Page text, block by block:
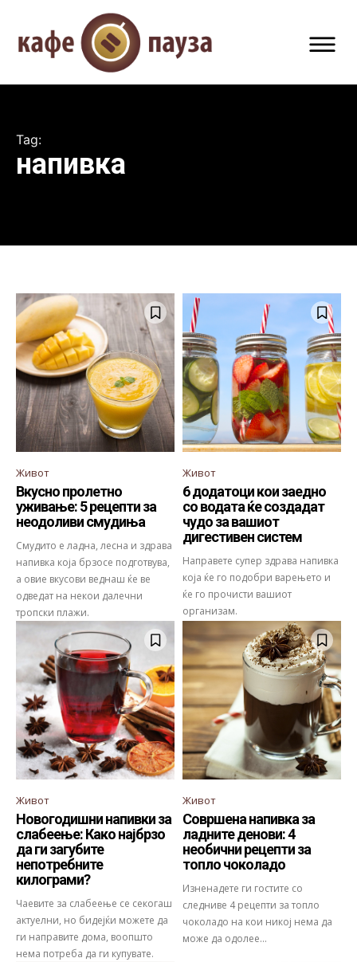
Tag:
напивка
Живот
Вкусно пролетно
уживање: 5 рецепти за
неодоливи смудиња
Смудито е ладна, лесна и здрава
напивка која брзосе подготвува,
а овие вкусови веднаш ќе ве
одведат на некои далечни
тропски плажи.
Живот
6 додатоци кои заедно
со водата ќе создадат
чудо за вашиот
дигестивен систем
Направете супер здрава напивка
која ќе го подобри варењето и
ќе го прочисти вашиот
организам.
Живот
Новогодишни напивки за
слабеење: Како најбрзо
да ги загубите
непотребните
килограми?
Чаевите за слабеење се секогаш
актуелни, но бидејќи можете да
ги направите дома, воопшто
нема потреба да ги купувате.
Живот
Совршена напивка за
ладните денови: 4
необични рецепти за
топло чоколадо
Изненадете ги гостите со
следниве 4 рецепти за топло
чоколадо на кои никој нема да
може да одолее...